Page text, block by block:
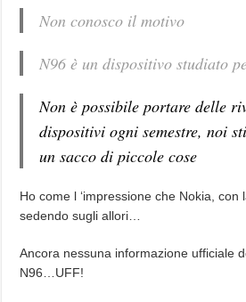
Non conosco il motivo
N96 è un dispositivo studiato
Non è possibile portare delle
dispositivi ogni semestre, noi
un sacco di piccole cose
Ho come l ‘impressione che Nokia, con
sedendo sugli allori…
Ancora nessuna informazione ufficiale
N96…UFF!